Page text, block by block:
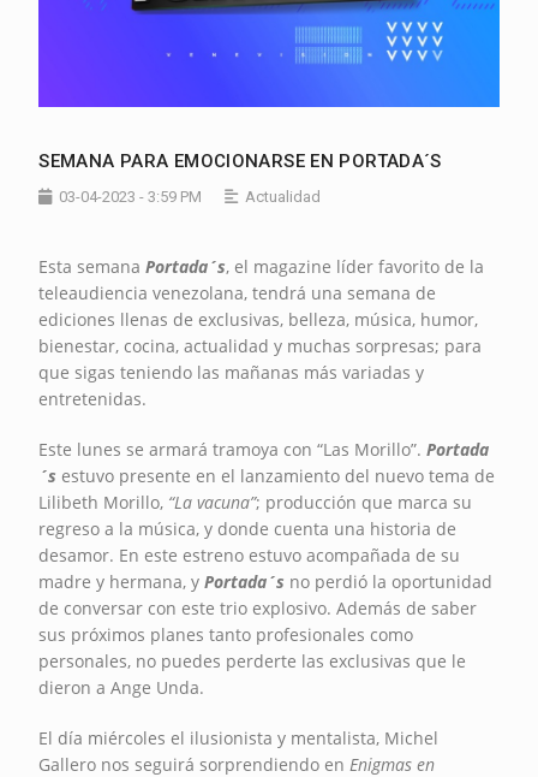
SEMANA PARA EMOCIONARSE EN PORTADA´S
03-04-2023 - 3:59 PM Actualidad
Esta semanaPortada´s, el magazine líder favorito de la
teleaudiencia venezolana, tendrá una semana de
ediciones llenas de exclusivas, belleza, música, humor,
bienestar, cocina, actualidad y muchas sorpresas; para
que sigas teniendo las mañanas más variadas y
entretenidas.
Este lunes se armará tramoya con “Las Morillo”.Portada
´s estuvo presente en el lanzamiento del nuevo tema de
Lilibeth Morillo, “La vacuna”; producción que marca su
regreso a la música, y donde cuenta una historia de
desamor. En este estreno estuvo acompañada de su
madre y hermana, yPortada´s no perdió la oportunidad
de conversar con este trio explosivo. Además de saber
sus próximos planes tanto profesionales como
personales, no puedes perderte las exclusivas que le
dieron a Ange Unda.
El día miércoles el ilusionista y mentalista, Michel
Gallero nos seguirá sorprendiendo en Enigmas en